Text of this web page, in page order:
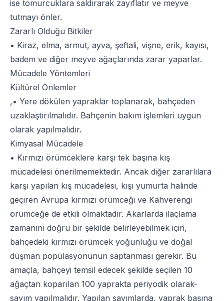
ise tomurcuklara saldırarak zayıflatır ve meyve
tutmayı önler.
Zararlı Olduğu Bitkiler
• Kiraz, elma, armut, ayva, şeftali, vişne, erik, kayısı,
badem ve diğer meyve ağaçlarında zarar yaparlar.
Mücadele Yöntemleri
Kültürel Önlemler
,• Yere dökülen yapraklar toplanarak, bahçeden
uzaklaştırılmalıdır. Bahçenin bakım işlemleri uygun
olarak yapılmalıdır.
Kimyasal Mücadele
• Kırmızı örümceklere karşı tek başına kış
mücadelesi önerilmemektedir. Ancak diğer zararlılara
karşı yapılan kış mücadelesi, kışı yumurta halinde
geçiren Avrupa kırmızı örümceği ve Kahverengi
örümceğe de etkili olmaktadır. Akarlarda ilaçlama
zamanını doğru bir şekilde belirleyebilmek için,
bahçedeki kırmızı örümcek yoğunluğu ve doğal
düşman popülasyonunun saptanması gerekir. Bu
amaçla, bahçeyi temsil edecek şekilde seçilen 10
ağaçtan koparılan 100 yaprakta periyodik olarak-
sayım yapılmalıdır. Yapılan sayımlarda, yaprak başına